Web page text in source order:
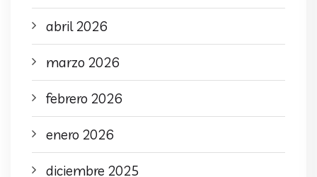
abril 2026
marzo 2026
febrero 2026
enero 2026
diciembre 2025